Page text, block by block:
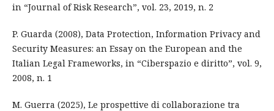
in “Journal of Risk Research”, vol. 23, 2019, n. 2
P. Guarda (2008), Data Protection, Information Privacy and
Security Measures: an Essay on the European and the
Italian Legal Frameworks, in “Ciberspazio e diritto”, vol. 9,
2008, n. 1
M. Guerra (2025), Le prospettive di collaborazione tra